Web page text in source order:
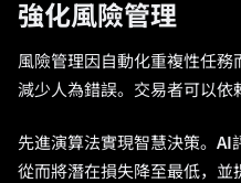
強化風險管理
風險管理因自動化重複性任務
減少人為錯誤。交易者可以依
先進演算法實現智慧決策。 AI
從而將潛在損失降至最低，並